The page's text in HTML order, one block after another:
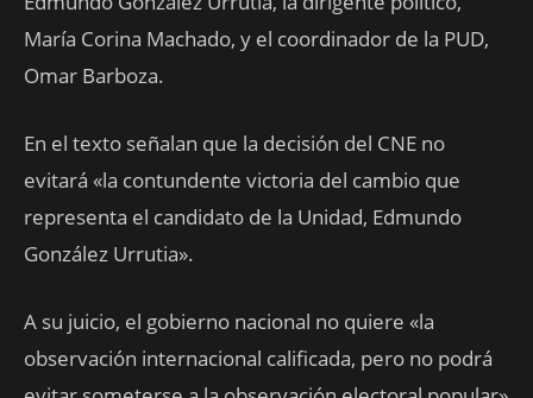
María Corina Machado, y el coordinador de la PUD,
Omar Barboza.
En el texto señalan que la decisión del CNE no
evitará «la contundente victoria del cambio que
representa el candidato de la Unidad, Edmundo
González Urrutia».
A su juicio, el gobierno nacional no quiere «la
observación internacional calificada, pero no podrá